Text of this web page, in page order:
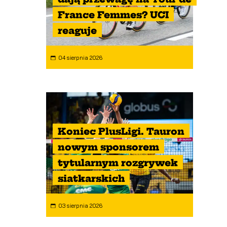
France Femmes? UCI
reaguje
04 sierpnia 2026
Koniec PlusLigi. Tauron
nowym sponsorem
tytularnym rozgrywek
siatkarskich
03 sierpnia 2026